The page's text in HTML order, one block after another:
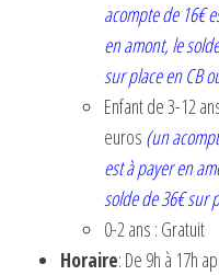
acompte de 16€
en amont, le
sur place en CB
Enfant de 3-12
euros (un
est à payer en
solde de 36€ sur
0-2 ans : Gratuit
Horaire: De 9h à 17h